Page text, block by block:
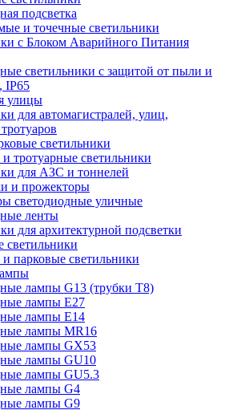
подсветка
и точечные светильники
с Блоком Аварийного Питания
светильники с защитой от пыли и
IP65
улицы
для автомагистралей, улиц,
светильники
тротуарные светильники
для АЗС и тоннелей
и прожекторы
светодиодные уличные
ленты
для архитектурной подсветки
светильники
парковые светильники
лампы G13 (трубки T8)
лампы Е27
лампы Е14
лампы MR16
лампы GX53
лампы GU10
лампы GU5.3
лампы G4
лампы G9